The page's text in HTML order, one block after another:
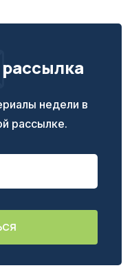
недели в
рассылке.